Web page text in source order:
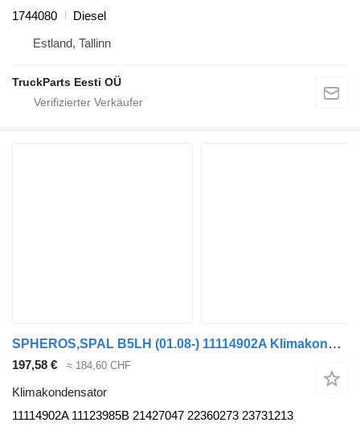
1744080
Diesel
Estland, Tallinn
TruckParts Eesti OÜ
SPHEROS,SPAL B5LH (01.08-) 11114902A Klimakondensator für Volvo B5LH, B0E (2008-) Bus
197,58 € ≈ 184,60 CHF
Klimakondensator
11114902A 11123985B 21427047 22360273 23731213